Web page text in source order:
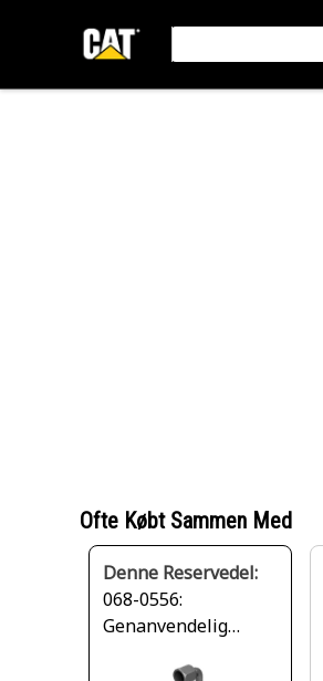
Ofte Købt Sammen Med
Denne Reservedel:
068-0556:
Genanvendelig